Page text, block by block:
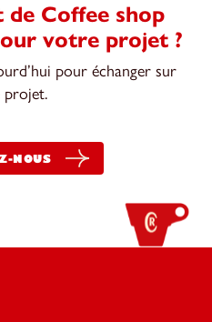
Coffee shop
votre projet ?
pour échanger sur
NOUS